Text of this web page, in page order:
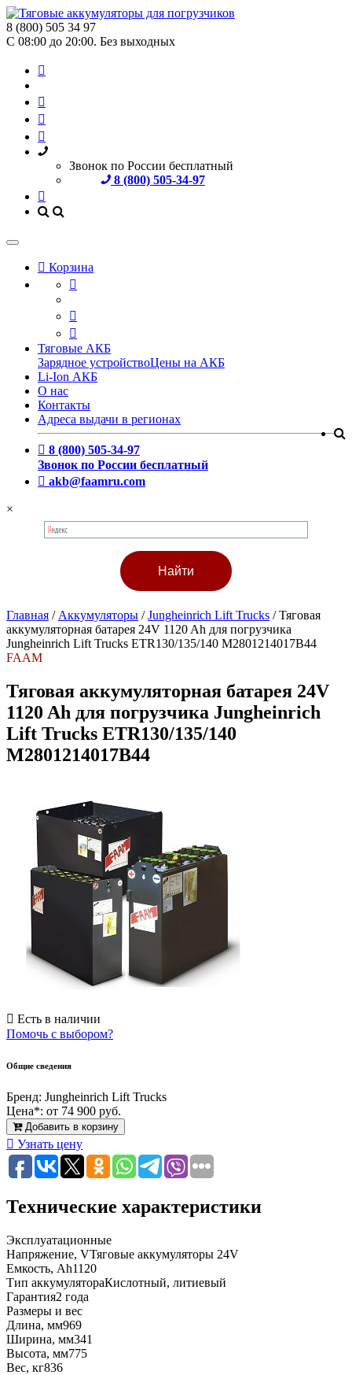
8 (800) 505 34 97
С 08:00 до 20:00. Без выходных
Звонок по России бесплатный
8 (800) 505-34-97
Корзина
Тяговые АКБ
Зарядное устройствоЦены на АКБ
Li-Ion АКБ
О нас
Контакты
Адреса выдачи в регионах
8 (800) 505-34-97
Звонок по России бесплатный
akb@faamru.com
×
Главная / Аккумуляторы /Jungheinrich Lift Trucks /Тяговая
аккумуляторная батарея 24V 1120 Ah для погрузчика
Jungheinrich Lift Trucks ETR130/135/140 M2801214017B44
FAAM
Тяговая аккумуляторная батарея 24V
1120 Ah для погрузчика Jungheinrich
Lift Trucks ETR130/135/140
M2801214017B44
Есть в наличии
Помочь с выбором?
Общие сведения
Бренд: Jungheinrich Lift Trucks
Цена*: от 74 900 руб.
Добавить в корзину
Узнать цену
Технические характеристики
Эксплуатационные
Напряжение, VТяговые аккумуляторы 24V
Емкость, Ah1120
Тип аккумулятораКислотный, литиевый
Гарантия2 года
Размеры и вес
Длина, мм969
Ширина, мм341
Высота, мм775
Вес, кг836